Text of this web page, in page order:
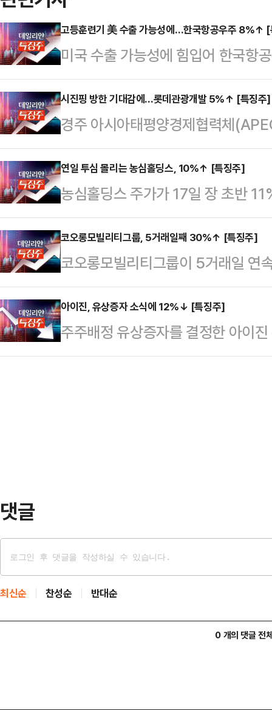
고등훈련기 美 수출 가능성에…한국항공우주 8%↑
미국 수출 가능성에 힘입어 한국항
있다. 미 해군 고등훈련기(UJTS)
는 기대감이 커진 영향으로 풀이된
10시 49분 코스피 시장에서 한국
10만8000원에 거래 중이다. 장중
경신하기도 했다.미 해군 UJTS 사
수주 가능성이 크다는 전망이 제기
다.
시진핑 방한 기대감에…롯데관광개발 5%↑ [특징주]
경주 아시아태평양경제협력체
주석이 방한한다는 소식이 전해진
비주가 우상향하고 있다. 한국거래
시장에서 롯데관광개발은 5.06%
때 1만8300원까지 오르기도 했다
GKL(2.22%), 강원랜드(1.12%)
도 우상향하고 있다. 구체적으론
연일 투심 몰리는 농심홀딩스, 10%↑ [특징주]
농심홀딩스 주가가 17일 장 초반
메이션 '케이팝 데몬 헌터스'와의
자심리가 농심홀딩스로 연일 옮겨
오전 9시 16분 코스피 시장에서 농
13만4100원에 거래 중이다. 장중
은 시각 농심은 전 거래일 대비
코오롱모빌리티그룹, 5거래일째 30%↑ [특징주]
코오롱모빌리티그룹이 5거래일 연
래소에 따르면, 이날 오전 9시 7분
전 거래일 대비 29.93% 오른 1만
룹우도 전장 대비 29.92% 오른 2
티그룹은 지난 11일(29.96%),
아이진, 유상증자 소식에 12%↓ [특징주]
주주배정 유상증자를 결정한 아이
거래소에 따르면, 이날 오전 10시 7
댓글
최신순 찬성순 반대순
0 개의 댓글 전